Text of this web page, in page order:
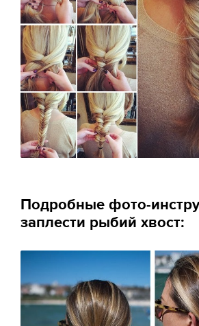
Подробные фото-
заплести рыбий хвост: